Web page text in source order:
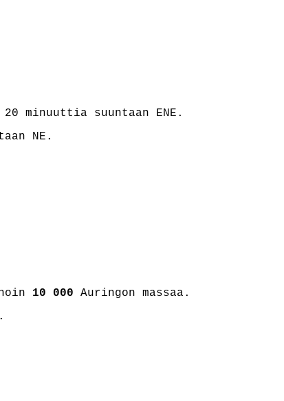
minuuttia suuntaan ENE.
NE.
10 000 Auringon massaa.